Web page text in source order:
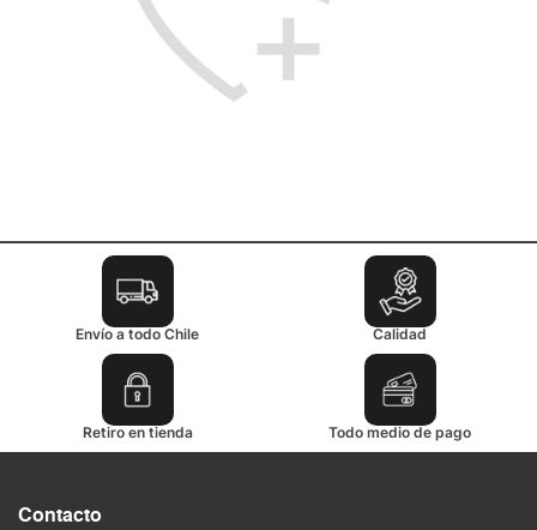
Envío a todo Chile Calidad
Retiro en tienda Todo medio de pago
Contacto